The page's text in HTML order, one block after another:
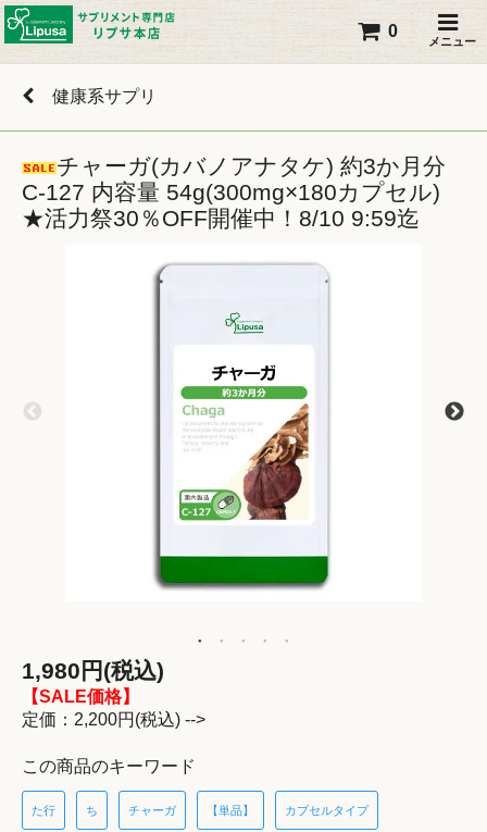
メニュー
0
健康系サプリ
チャーガ(カバノアナタケ) 約3か月分
C-127 内容量 54g(300mg×180カプセル)
★活力祭30％OFF開催中！8/10 9:59迄
1,980円(税込)
【SALE価格】
定価：2,200円(税込) -->
この商品のキーワード
た行 ち チャーガ 【単品】 カプセルタイプ